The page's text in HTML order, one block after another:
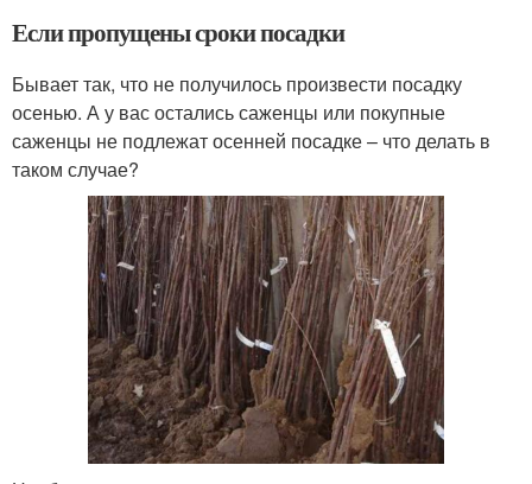
Если пропущены сроки посадки
Бывает так, что не получилось произвести посадку
осенью. А у вас остались саженцы или покупные
саженцы не подлежат осенней посадке – что делать в
таком случае?